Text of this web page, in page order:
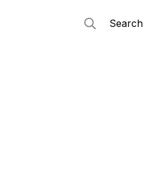
Search